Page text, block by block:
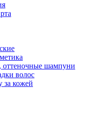
оттеночные шампуни
волос
за кожей